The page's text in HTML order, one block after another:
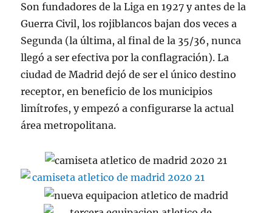
Son fundadores de la Liga en 1927 y antes de la
Guerra Civil, los rojiblancos bajan dos veces a
Segunda (la última, al final de la 35/36, nunca
llegó a ser efectiva por la conflagración). La
ciudad de Madrid dejó de ser el único destino
receptor, en beneficio de los municipios
limítrofes, y empezó a configurarse la actual
área metropolitana.